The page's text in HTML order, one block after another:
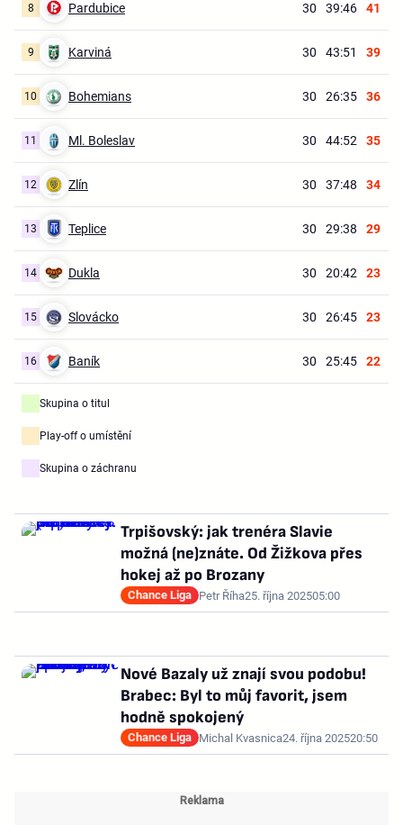
8 Pardubice 30 39:46 41
9 Karviná 30 43:51 39
10 Bohemians 30 26:35 36
11 Ml. Boleslav 30 44:52 35
12 Zlín 30 37:48 34
13 Teplice 30 29:38 29
14 Dukla 30 20:42 23
15 Slovácko 30 26:45 23
16 Baník 30 25:45 22
Skupina o titul
Play-off o umístění
Skupina o záchranu
Trpišovský: jak trenéra Slavie
možná (ne)znáte. Od Žižkova přes
hokej až po Brozany
Chance Liga Petr Říha25. října 202505:00
Nové Bazaly už znají svou podobu!
Brabec: Byl to můj favorit, jsem
hodně spokojený
Chance Liga Michal Kvasnica24. října 202520:50